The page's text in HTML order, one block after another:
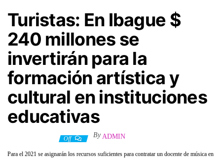
Turistas: En Ibague $
240 millones se
invertirán para la
formación artística y
cultural en instituciones
educativas
Off By ADMIN
Para el 2021 se asignarán los recursos suficientes para contratar un docente de música en